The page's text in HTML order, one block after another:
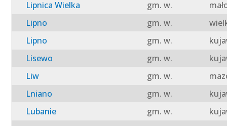
Lipnica Wielka
gm. w.
Lipno
gm. w.
Lipno
gm. w.
Lisewo
gm. w.
Liw
gm. w.
Lniano
gm. w.
Lubanie
gm. w.